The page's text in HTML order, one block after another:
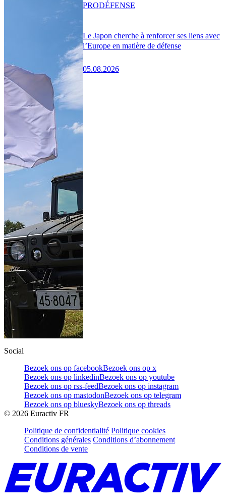
Le Japon cherche à renforcer ses liens avec
l’Europe en matière de défense
05.08.2026
PRODÉFENSE
Social
Bezoek ons op facebookBezoek ons op x
Bezoek ons op linkedinBezoek ons op youtube
Bezoek ons op rss-feedBezoek ons op instagram
Bezoek ons op mastodonBezoek ons op telegram
Bezoek ons op blueskyBezoek ons op threads
© 2026 Euractiv FR
Politique de confidentialité Politique cookies
Conditions générales Conditions d’abonnement
Conditions de vente